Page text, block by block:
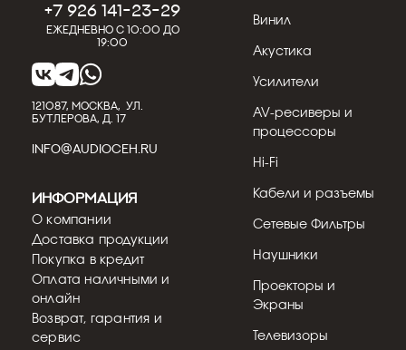
+7 926 141-23-29
Ежедневно с 10:00 до
19:00
121087, МОСКВА, УЛ.
БУТЛЕРОВА, Д. 17
INFO@AUDIOCEH.RU
Винил
Акустика
Усилители
AV-ресиверы и
процессоры
Hi-Fi
Кабели и разъемы
Сетевые Фильтры
Наушники
Проекторы и
Экраны
Телевизоры
Информация
О компании
Доставка продукции
Покупка в кредит
Оплата наличными и
онлайн
Возврат, гарантия и
сервис